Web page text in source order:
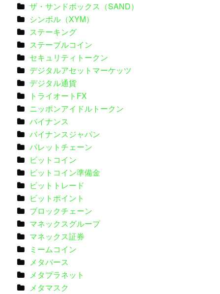
ザ・サンドボックス（SAND）
シンボル（XYM）
ステーキング
ステーブルコイン
セキュリティトークン
デジタルアセットマーケッツ
デジタル通貨
トライオートFX
ニッポンアイドルトークン
バイナンス
バイナンスジャパン
パレットチェーン
ビットコイン
ビットコイン準備金
ビットトレード
ビットポイント
ブロックチェーン
マネックスグループ
マネックス証券
ミームコイン
メタバース
メタプラネット
メタマスク